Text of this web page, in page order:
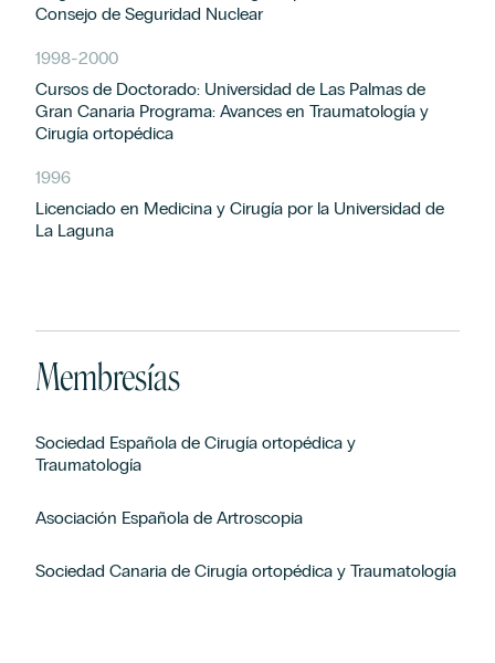
Consejo de Seguridad Nuclear
1998-2000
Cursos de Doctorado: Universidad de Las Palmas de
Gran Canaria Programa: Avances en Traumatología y
Cirugía ortopédica
1996
Licenciado en Medicina y Cirugía por la Universidad de
La Laguna
Membresías
Sociedad Española de Cirugía ortopédica y
Traumatología
Asociación Española de Artroscopia
Sociedad Canaria de Cirugía ortopédica y Traumatología